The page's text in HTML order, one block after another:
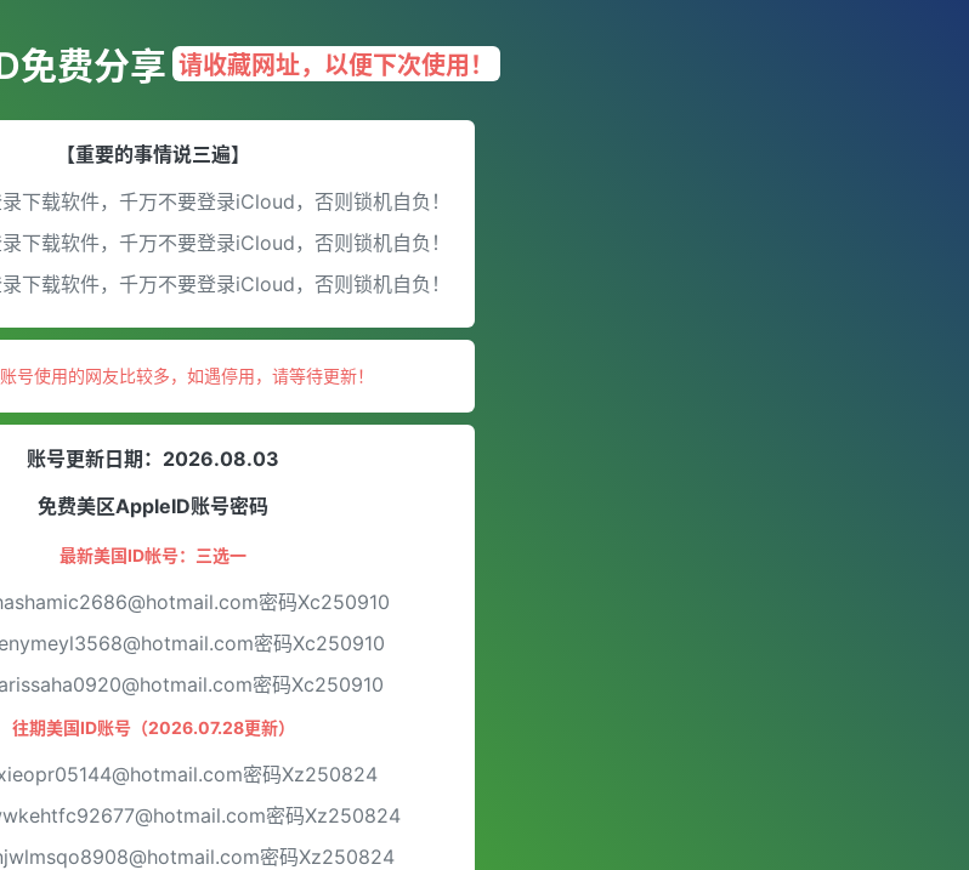
免费分享 请收藏网址，以便下次使用！
【重要的事情说三遍】
下载软件，千万不要登录iCloud，否则锁机自负！
下载软件，千万不要登录iCloud，否则锁机自负！
下载软件，千万不要登录iCloud，否则锁机自负！
号使用的网友比较多，如遇停用，请等待更新！
账号更新日期：2026.08.03
免费美区AppleID账号密码
最新美国ID帐号：三选一
密码Xc250910
密码Xc250910
密码Xc250910
往期美国ID账号（2026.07.28更新）
密码Xz250824
密码Xz250824
密码Xz250824